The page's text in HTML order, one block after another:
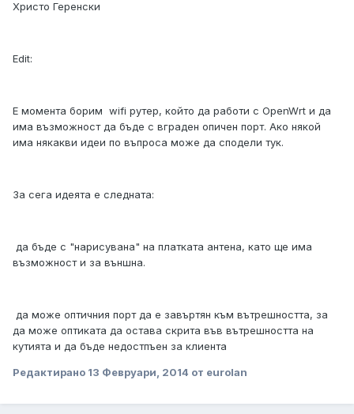
Христо Геренски
Edit:
Е момента борим wifi рутер, който да работи с OpenWrt и да
има възможност да бъде с вграден опичен порт. Ако някой
има някакви идеи по въпроса може да сподели тук.
За сега идеята е следната:
да бъде с "нарисувана" на платката антена, като ще има
възможност и за външна.
да може оптичния порт да е завъртян към вътрешността, за
да може оптиката да остава скрита във вътрешността на
кутията и да бъде недостпъен за клиента
Редактирано 13 Февруари, 2014 от eurolan